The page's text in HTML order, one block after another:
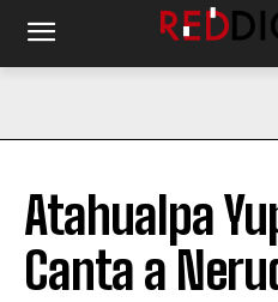
Atahualpa
Canta a